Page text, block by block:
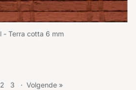
- Terra cotta 6 mm
2 3 · Volgende »